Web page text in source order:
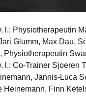
l.: Physiotherapeutin
Glumm, Max Dau,
Physiotherapeutin
l.: Co-Trainer Sjoeren
Jannis-Luca
Heinemann, Finn